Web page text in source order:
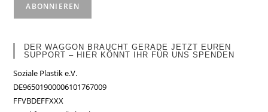
DER WAGGON BRAUCHT GERADE JETZT EUREN
SUPPORT – HIER KÖNNT IHR FÜR UNS SPENDEN
Soziale Plastik e.V.
DE96501900006101767009
FFVBDEFFXXX